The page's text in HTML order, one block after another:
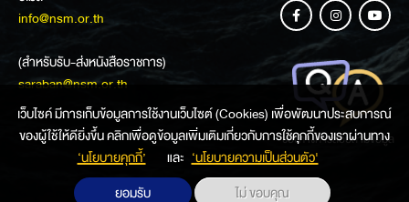
info@nsm.or.th
(สำหรับรับ-ส่งหนังสือราชการ)
saraban@nsm.or.th
ช่องทางการสอบถามข้อมูล
เว็บไซค์ มีการเก็บข้อมูลการใช้งานเว็บไซต์ (Cookies) เพื่อพัฒนาประสบการณ์
ของผู้ใช้ให้ดียิ่งขึ้น คลิกเพื่อดูข้อมูลเพิ่มเติมเกี่ยวกับการใช้คุกกี้ของเราผ่านทาง
‘นโยบายคุกกี้’
และ ‘นโยบายความเป็นส่วนตัว'
ยอมรับ
ไม่ ขอบคุณ